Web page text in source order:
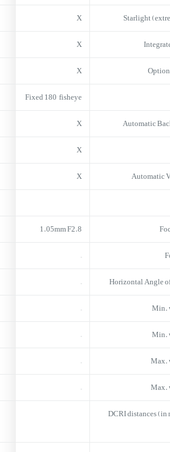
Starlight
X
X
X
Fixed 180° fisheye
Automatic
X
X
Automatic
X
1.05mm F2.8
–
Horizontal Angle
–
Min.
–
Min.
–
Max.
–
Max.
–
DCRI distances